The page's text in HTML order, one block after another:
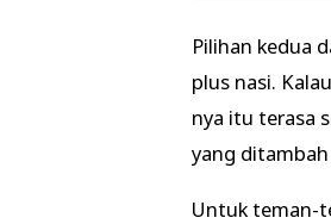
Pilihan kedua
plus nasi.
nya itu terasa
yang ditambah
Untuk teman-